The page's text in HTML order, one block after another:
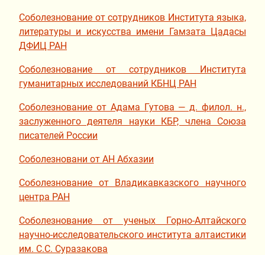
Соболезнование от сотрудников Института языка,
литературы и искусства имени Гамзата Цадасы
ДФИЦ РАН
Соболезнование от сотрудников Института
гуманитарных исследований КБНЦ РАН
Соболезнование от Адама Гутова — д. филол. н.,
заслуженного деятеля науки КБР, члена Союза
писателей России
Соболезновани от АН Абхазии
Соболезнование от Владикавказского научного
центра РАН
Соболезнование от ученых Горно-Алтайского
научно-исследовательского института алтаистики
им. С.С. Суразакова